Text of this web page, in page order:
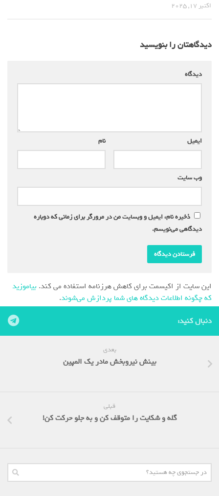
اکتبر 17, 2025
دیدگاهتان را بنویسید
دیدگاه
نام ایمیل
وب‌ سایت
ذخیره نام، ایمیل و وبسایت من در مرورگر برای زمانی که دوباره
دیدگاهی می‌نویسم.
این سایت از اکیسمت برای کاهش هرزنامه استفاده می کند. بیاموزید
که چگونه اطلاعات دیدگاه های شما پردازش می‌شوند.
دنبال کنید:
بعدی
بینش نیروبخش مادر یک المپین
قبلی
گله و شکایت را متوقف کن و به جلو حرکت کن!